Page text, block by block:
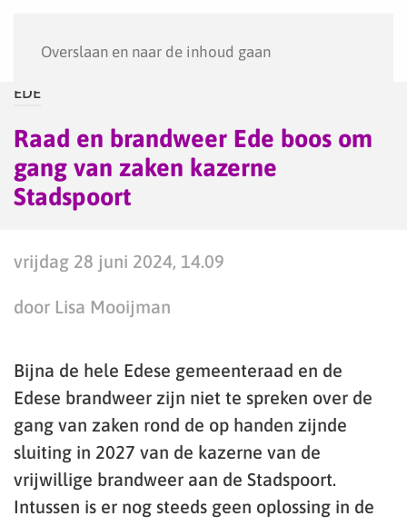
Overslaan en naar de inhoud gaan
EDE
Raad en brandweer Ede boos om
gang van zaken kazerne
Stadspoort
vrijdag 28 juni 2024, 14.09
door Lisa Mooijman
Bijna de hele Edese gemeenteraad en de
Edese brandweer zijn niet te spreken over de
gang van zaken rond de op handen zijnde
sluiting in 2027 van de kazerne van de
vrijwillige brandweer aan de Stadspoort.
Intussen is er nog steeds geen oplossing in de